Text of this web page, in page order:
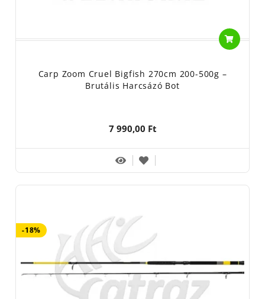
Carp Zoom Cruel Bigfish 270cm 200-500g –
Brutális Harcsázó Bot
7 990,00 Ft
-18%